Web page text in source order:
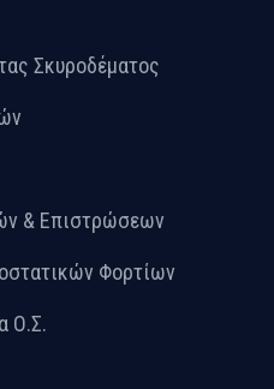
Σκυροδέματος
& Επιστρώσεων
Φορτίων
Ο.Σ.